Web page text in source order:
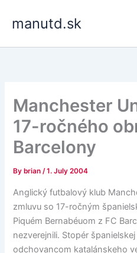
manutd.sk
Manchester
17-ročného
Barcelony
By brian/1. July 2004
Anglický futbalový klub
zmluvu so 17-ročným
Piquém Bernabéuom z FC
nezverejnili. Stopér
odchovancom katalánskeho